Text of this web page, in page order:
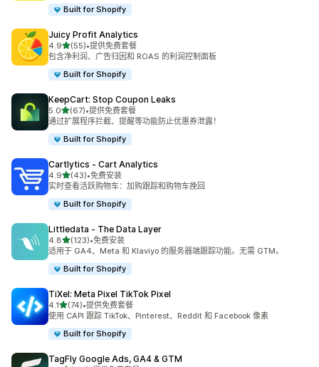
Built for Shopify
Juicy Profit Analytics
4.9星（满分 5 星）
(55)
总共 55 条评论
•提供免费套餐
包含净利润、广告归因和 ROAS 的利润控制面板
Built for Shopify
KeepCart: Stop Coupon Leaks
5.0星（满分 5 星）
(67)
总共 67 条评论
•提供免费套餐
通过扩展程序拦截、提醒等功能防止优惠券泄露！
Built for Shopify
Cartlytics ‑ Cart Analytics
4.9星（满分 5 星）
(43)
总共 43 条评论
•免费安装
实时查看活跃购物车：加购跟踪和购物车挽回
Built for Shopify
Littledata ‑ The Data Layer
4.8星（满分 5 星）
(123)
总共 123 条评论
•免费安装
适用于 GA4、Meta 和 Klaviyo 的服务器端跟踪功能。无需 GTM。
Built for Shopify
TiXel: Meta Pixel TikTok Pixel
4.1星（满分 5 星）
(74)
总共 74 条评论
•提供免费套餐
使用 CAPI 跟踪 TikTok、Pinterest、Reddit 和 Facebook 像素
Built for Shopify
TagFly Google Ads, GA4 & GTM